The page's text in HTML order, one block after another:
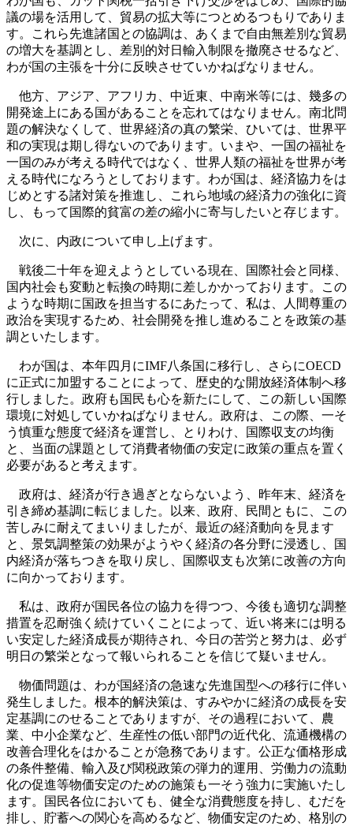
議の場を活用して、貿易の拡大等につとめるつもりでありま
す。これら先進諸国との協調は、あくまで自由無差別な貿易
の増大を基調とし、差別的対日輸入制限を撤廃させるなど、
わが国の主張を十分に反映させていかねばなりません。
他方、アジア、アフリカ、中近東、中南米等には、幾多の
開発途上にある国があることを忘れてはなりません。南北問
題の解決なくして、世界経済の真の繁栄、ひいては、世界平
和の実現は期し得ないのであります。いまや、一国の福祉を
一国のみが考える時代ではなく、世界人類の福祉を世界が考
える時代になろうとしております。わが国は、経済協力をは
じめとする諸対策を推進し、これら地域の経済力の強化に資
し、もって国際的貧富の差の縮小に寄与したいと存じます。
次に、内政について申し上げます。
戦後二十年を迎えようとしている現在、国際社会と同様、
国内社会も変動と転換の時期に差しかかっております。この
ような時期に国政を担当するにあたって、私は、人間尊重の
政治を実現するため、社会開発を推し進めることを政策の基
調といたします。
わが国は、本年四月にIMF八条国に移行し、さらにOECD
に正式に加盟することによって、歴史的な開放経済体制へ移
行しました。政府も国民も心を新たにして、この新しい国際
環境に対処していかねばなりません。政府は、この際、一そ
う慎重な態度で経済を運営し、とりわけ、国際収支の均衡
と、当面の課題として消費者物価の安定に政策の重点を置く
必要があると考えます。
政府は、経済が行き過ぎとならないよう、昨年末、経済を
引き締め基調に転じました。以来、政府、民間ともに、この
苦しみに耐えてまいりましたが、最近の経済動向を見ます
と、景気調整策の効果がようやく経済の各分野に浸透し、国
内経済が落ちつきを取り戻し、国際収支も次第に改善の方向
に向かっております。
私は、政府が国民各位の協力を得つつ、今後も適切な調整
措置を忍耐強く続けていくことによって、近い将来には明る
い安定した経済成長が期待され、今日の苦労と努力は、必ず
明日の繁栄となって報いられることを信じて疑いません。
物価問題は、わが国経済の急速な先進国型への移行に伴い
発生しました。根本的解決策は、すみやかに経済の成長を安
定基調にのせることでありますが、その過程において、農
業、中小企業など、生産性の低い部門の近代化、流通機構の
改善合理化をはかることが急務であります。公正な価格形成
の条件整備、輸入及び関税政策の弾力的運用、労働力の流動
化の促進等物価安定のための施策も一そう強力に実施いたし
ます。国民各位においても、健全な消費態度を持し、むだを
排し、貯蓄への関心を高めるなど、物価安定のため、格別の